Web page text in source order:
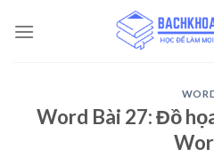
Word Bài 27: Đồ